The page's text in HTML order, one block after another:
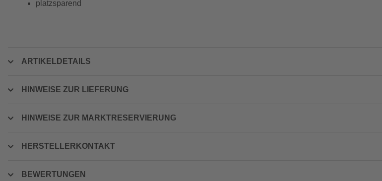
platzsparend
ARTIKELDETAILS
HINWEISE ZUR LIEFERUNG
HINWEISE ZUR MARKTRESERVIERUNG
HERSTELLERKONTAKT
BEWERTUNGEN